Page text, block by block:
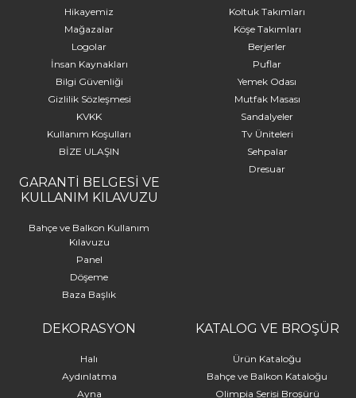
Hikayemiz
Mağazalar
Logolar
İnsan Kaynakları
Bilgi Güvenliği
Gizlilik Sözleşmesi
KVKK
Kullanım Koşulları
BİZE ULAŞIN
GARANTİ BELGESİ VE
KULLANIM KILAVUZU
Bahçe ve Balkon Kullanım
Kılavuzu
Panel
Döşeme
Baza Başlık
Koltuk Takımları
Köşe Takımları
Berjerler
Puflar
Yemek Odası
Mutfak Masası
Sandalyeler
Tv Üniteleri
Sehpalar
Dresuar
DEKORASYON
Halı
Aydınlatma
Ayna
KATALOG VE BROŞÜR
Ürün Kataloğu
Bahçe ve Balkon Kataloğu
Olimpia Serisi Broşürü